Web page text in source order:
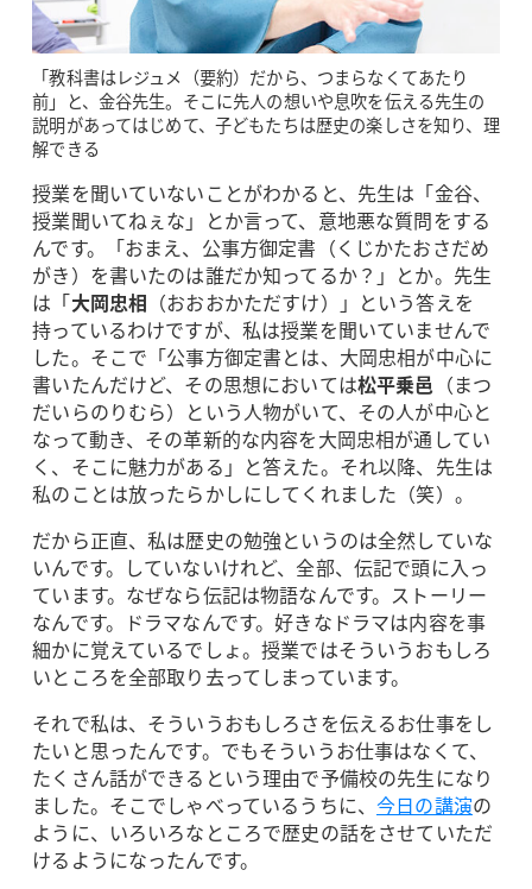
「教科書はレジュメ（要約）だから、つまらなくてあたり
前」と、金谷先生。そこに先人の想いや息吹を伝える先生の
説明があってはじめて、子どもたちは歴史の楽しさを知り、理
解できる
授業を聞いていないことがわかると、先生は「金谷、
授業聞いてねぇな」とか言って、意地悪な質問をする
んです。「おまえ、公事方御定書（くじかたおさだめ
がき）を書いたのは誰だか知ってるか？」とか。先生
は「大岡忠相 （おおおかただすけ）」という答えを
持っているわけですが、私は授業を聞いていませんで
した。そこで「公事方御定書とは、大岡忠相が中心に
書いたんだけど、その思想においては松平乗邑 （まつ
だいらのりむら）という人物がいて、その人が中心と
なって動き、その革新的な内容を大岡忠相が通してい
く、そこに魅力がある」と答えた。それ以降、先生は
私のことは放ったらかしにしてくれました（笑）。
だから正直、私は歴史の勉強というのは全然していな
いんです。していないけれど、全部、伝記で頭に入っ
ています。なぜなら伝記は物語なんです。ストーリー
なんです。ドラマなんです。好きなドラマは内容を事
細かに覚えているでしょ。授業ではそういうおもしろ
いところを全部取り去ってしまっています。
それで私は、そういうおもしろさを伝えるお仕事をし
たいと思ったんです。でもそういうお仕事はなくて、
たくさん話ができるという理由で予備校の先生になり
ました。そこでしゃべっているうちに、今日の講演の
ように、いろいろなところで歴史の話をさせていただ
けるようになったんです。